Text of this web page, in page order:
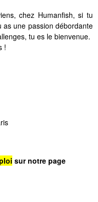
chez Humanfish, si tu
une passion débordante
tu es le bienvenue.
!
sur notre page